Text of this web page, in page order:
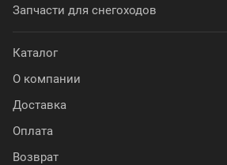
Запчасти для снегоходов
Каталог
О компании
Доставка
Оплата
Возврат